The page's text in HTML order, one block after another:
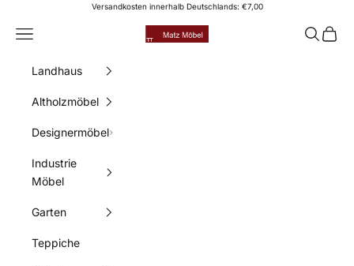
Zum Inhalt springenVersandkosten innerhalb Deutschlands: €7,00
Matz Möbel
Menü Suchen
Landhaus
Altholzmöbel
Designermöbel
Industrie
Möbel
Garten
Teppiche